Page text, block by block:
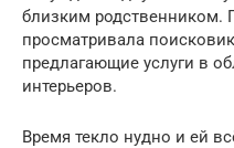
близким родственником.
просматривала
предлагающие услуги в
интерьеров.
Время текло нудно и ей